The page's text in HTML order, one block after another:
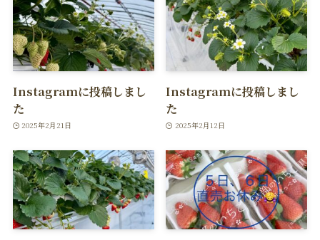
Instagramに投稿しまし
た
2025年2月21日
Instagramに投稿しまし
た
2025年2月12日